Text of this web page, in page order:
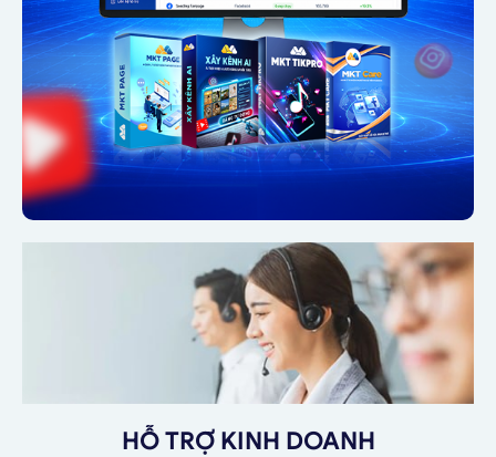
HỖ TRỢ KINH DOANH